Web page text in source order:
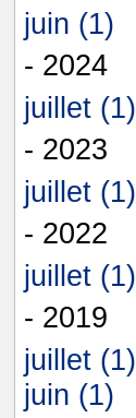
juin (1)
- 2024
juillet (1)
- 2023
juillet (1)
- 2022
juillet (1)
- 2019
juillet (1)
juin (1)